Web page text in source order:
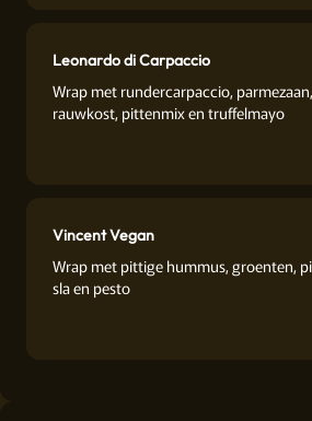
Leonardo di Carpaccio
Wrap met rundercarpaccio,
rauwkost, pittenmix en truffelmayo
Vincent Vegan
Wrap met pittige hummus, groenten,
sla en pesto